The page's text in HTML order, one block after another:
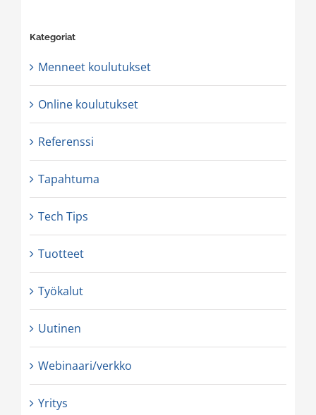
Kategoriat
Menneet koulutukset
Online koulutukset
Referenssi
Tapahtuma
Tech Tips
Tuotteet
Työkalut
Uutinen
Webinaari/verkko
Yritys